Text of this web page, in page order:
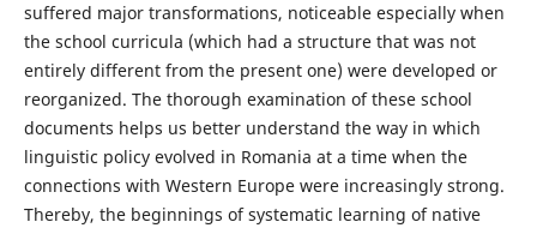
suffered major transformations, noticeable especially when
the school curricula (which had a structure that was not
entirely different from the present one) were developed or
reorganized. The thorough examination of these school
documents helps us better understand the way in which
linguistic policy evolved in Romania at a time when the
connections with Western Europe were increasingly strong.
Thereby, the beginnings of systematic learning of native